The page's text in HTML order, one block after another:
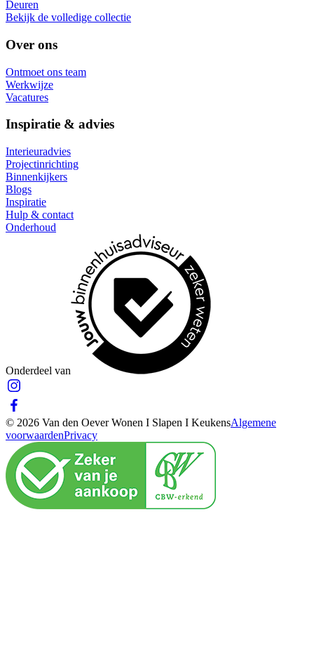
Deuren
Bekijk de volledige collectie
Over ons
Ontmoet ons team
Werkwijze
Vacatures
Inspiratie & advies
Interieuradvies
Projectinrichting
Binnenkijkers
Blogs
Inspiratie
Hulp & contact
Onderhoud
Onderdeel van
© 2026 Van den Oever Wonen I Slapen I KeukensAlgemene
voorwaardenPrivacy